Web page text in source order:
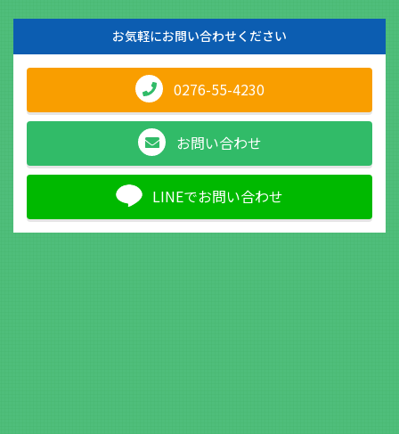
お気軽にお問い合わせください
0276-55-4230
お問い合わせ
LINEでお問い合わせ